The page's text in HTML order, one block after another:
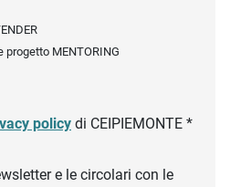
MENTORING
policy di CEIPIEMONTE *
e le circolari con le